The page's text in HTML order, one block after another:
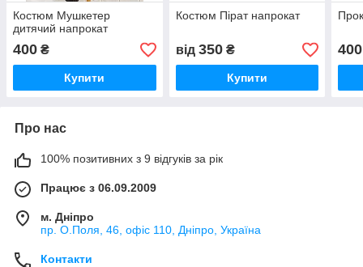
Костюм Мушкетер
дитячий напрокат
400 ₴
Купити
Костюм Пірат напрокат
від 350₴
Купити
400
Про нас
100% позитивних з 9 відгуків за рік
Працює з 06.09.2009
м. Дніпро
пр. О.Поля, 46, офіс 110, Дніпро, Україна
Контакти